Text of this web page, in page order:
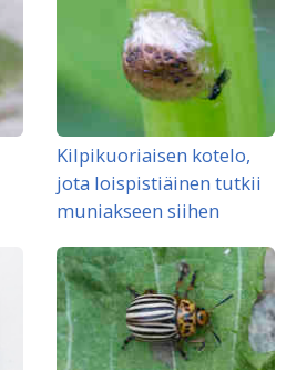
Kilpikuoriaisen kotelo,
jota loispistiäinen tutkii
muniakseen siihen